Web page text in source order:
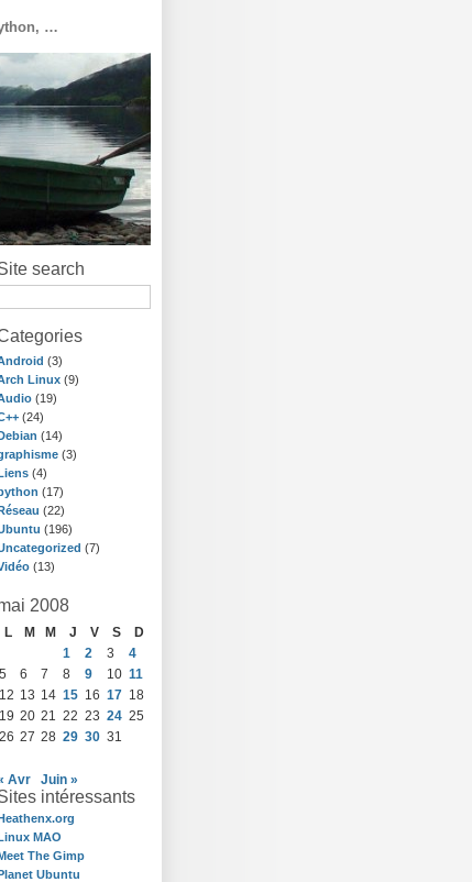
…
search
(3)
Linux (9)
(19)
(24)
(14)
(3)
(4)
(17)
(22)
(196)
(7)
(13)
2008
L M M J V S
D
1
2 3
4
5
6 7 8 9 10 11
12 13 14 15 16 17 18
19 20 21 22 23 24 25
26 27 28 29 30 31
Avr Juin »
intéressants
MAO
The Gimp
Ubuntu